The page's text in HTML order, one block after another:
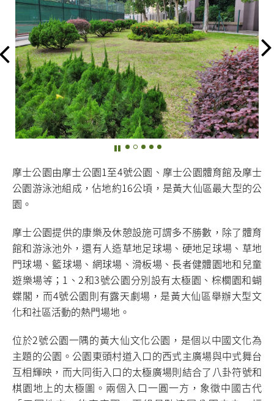
摩士公園由摩士公園1至4號公園、摩士公園體育館及摩士
公園游泳池組成，佔地約16公頃，是黃大仙區最大型的公
園。
摩士公園提供的康樂及休憩設施可謂多不勝數，除了體育
館和游泳池外，還有人造草地足球場、硬地足球場、草地
門球場、籃球場、網球場、滑板場、長者健體園地和兒童
遊樂場等；1、2和3號公園分別設有太極園、棕櫚園和蝴
蝶閣，而4號公園則有露天劇場，是黃大仙區舉辦大型文
化和社區活動的熱門場地。
位於2號公園一隅的黃大仙文化公園，是個以中國文化為
主題的公園。公園東頭村道入口的西式主廣場與中式舞台
互相輝映，而大同街入口的太極廣場則結合了八卦符號和
棋園地上的太極圖。兩個入口一圓一方，象徵中國古代